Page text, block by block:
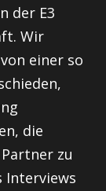
der E3
Wir
einer so
die
zu
Interviews